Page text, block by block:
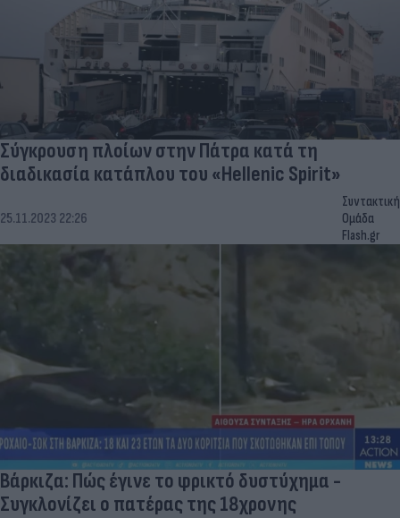
Σύγκρουση πλοίων στην Πάτρα κατά τη
διαδικασία κατάπλου του «Hellenic Spirit»
25.11.2023 22:26
Συντακτική
Ομάδα
Flash.gr
Βάρκιζα: Πώς έγινε το φρικτό δυστύχημα -
Συγκλονίζει ο πατέρας της 18χρονης